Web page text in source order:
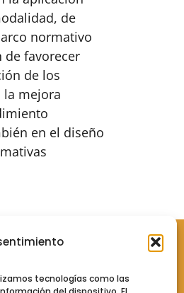
tecnologías como las
de
normativo
de favorecer
de los
la mejora
en el diseño